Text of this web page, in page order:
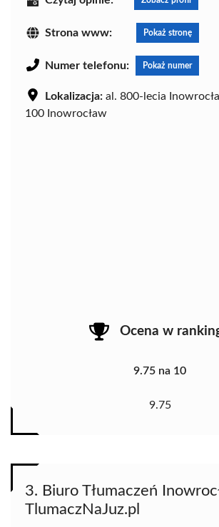
Strona www: Pokaż stronę
Numer telefonu: Pokaż numer
Lokalizacja: al. 800-lecia
100 Inowrocław
Ocena w
9.75 na 10
9.75
3. Biuro Tłumaczeń
TlumaczNaJuz.pl